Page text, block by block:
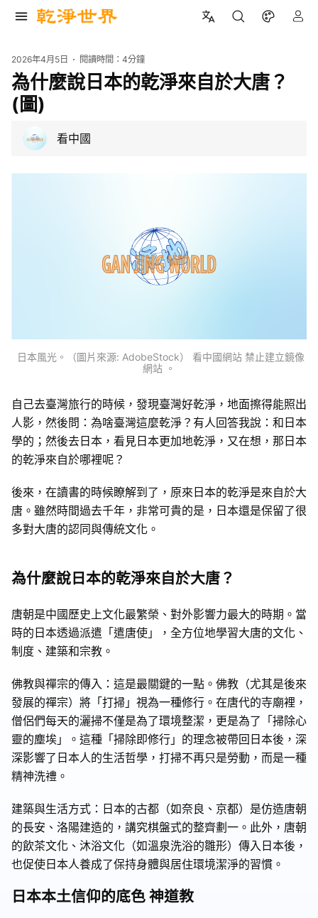
2026年4月5日 閱讀時間：4分鐘
為什麼說日本的乾淨來自於大唐？
(圖)
看中國
日本風光。（圖片來源: AdobeStock） 看中國網站 禁止建立鏡像
網站 。
自己去臺灣旅行的時候，發現臺灣好乾淨，地面擦得能照出
人影，然後問：為啥臺灣這麼乾淨？有人回答我說：和日本
學的；然後去日本，看見日本更加地乾淨，又在想，那日本
的乾淨來自於哪裡呢？
後來，在讀書的時候瞭解到了，原來日本的乾淨是來自於大
唐。雖然時間過去千年，非常可貴的是，日本還是保留了很
多對大唐的認同與傳統文化。
為什麼說日本的乾淨來自於大唐？
唐朝是中國歷史上文化最繁榮、對外影響力最大的時期。當
時的日本透過派遣「遣唐使」，全方位地學習大唐的文化、
制度、建築和宗教。
佛教與禪宗的傳入：這是最關鍵的一點。佛教（尤其是後來
發展的禪宗）將「打掃」視為一種修行。在唐代的寺廟裡，
僧侶們每天的灑掃不僅是為了環境整潔，更是為了「掃除心
靈的塵埃」。這種「掃除即修行」的理念被帶回日本後，深
深影響了日本人的生活哲學，打掃不再只是勞動，而是一種
精神洗禮。
建築與生活方式：日本的古都（如奈良、京都）是仿造唐朝
的長安、洛陽建造的，講究棋盤式的整齊劃一。此外，唐朝
的飲茶文化、沐浴文化（如溫泉洗浴的雛形）傳入日本後，
也促使日本人養成了保持身體與居住環境潔淨的習慣。
日本本土信仰的底色 神道教